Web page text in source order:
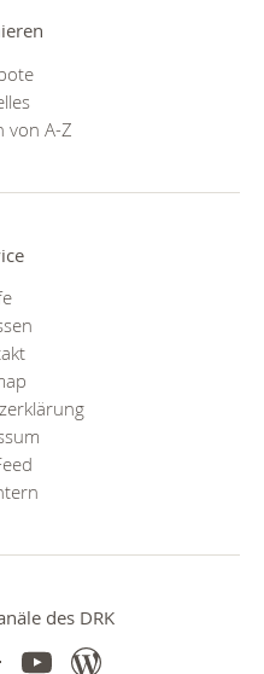
von A-Z
des DRK